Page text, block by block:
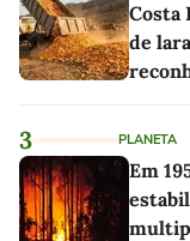
Costa
de
3 PLANETA
Em